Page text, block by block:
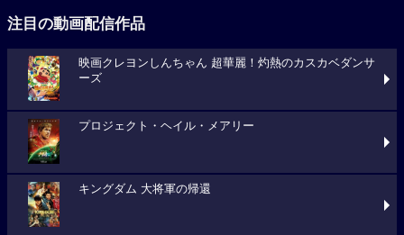
注目の動画配信作品
映画クレヨンしんちゃん 超華麗！灼熱のカスカベダンサ
ーズ
プロジェクト・ヘイル・メアリー
キングダム 大将軍の帰還